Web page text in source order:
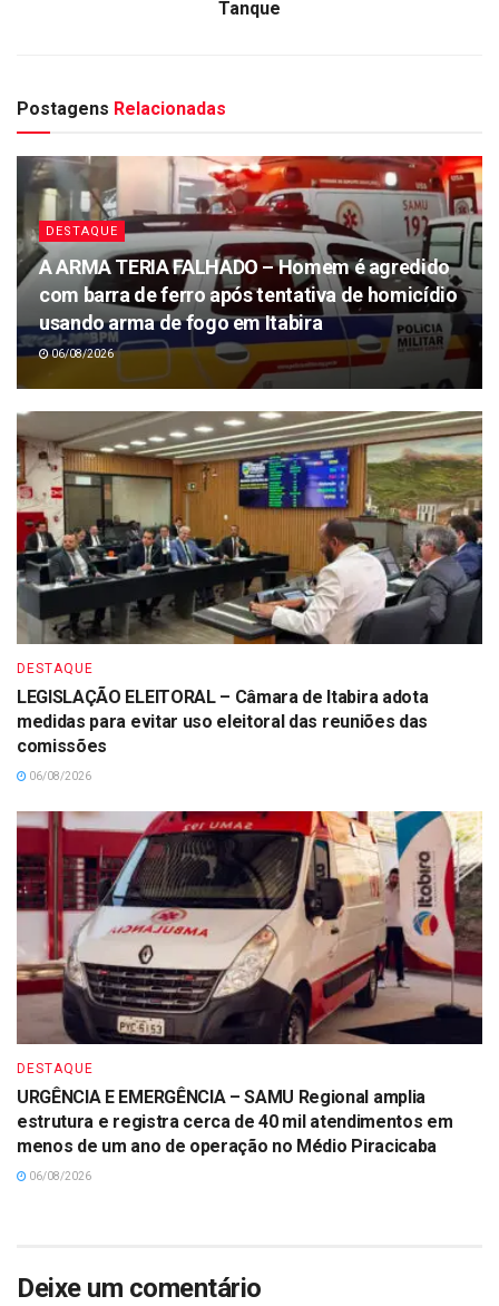
Tanque
Postagens Relacionadas
DESTAQUE
A ARMA TERIA FALHADO – Homem é agredido
com barra de ferro após tentativa de homicídio
usando arma de fogo em Itabira
06/08/2026
DESTAQUE
LEGISLAÇÃO ELEITORAL – Câmara de Itabira adota
medidas para evitar uso eleitoral das reuniões das
comissões
06/08/2026
DESTAQUE
URGÊNCIA E EMERGÊNCIA – SAMU Regional amplia
estrutura e registra cerca de 40 mil atendimentos em
menos de um ano de operação no Médio Piracicaba
06/08/2026
Deixe um comentário